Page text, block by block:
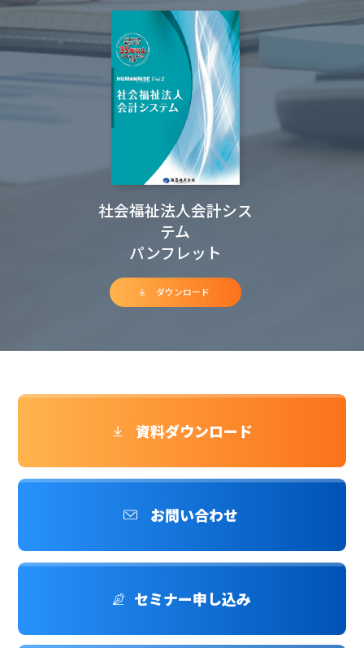
社会福祉法人会計シス
テム
パンフレット
ダウンロード
資料ダウンロード
お問い合わせ
セミナー申し込み